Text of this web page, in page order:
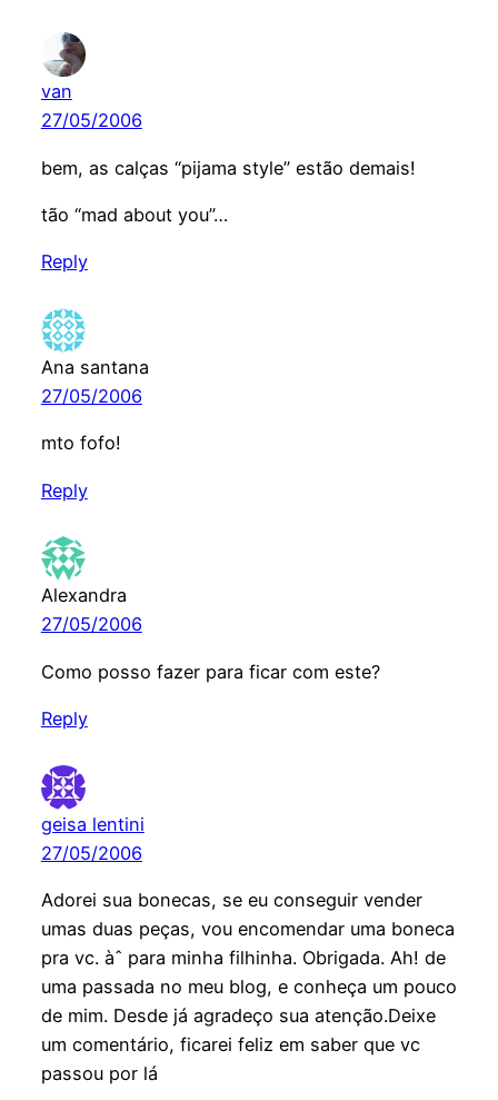
van
27/05/2006
bem, as calças “pijama style” estão demais!
tão “mad about you”…
Reply
Ana santana
27/05/2006
mto fofo!
Reply
Alexandra
27/05/2006
Como posso fazer para ficar com este?
Reply
geisa lentini
27/05/2006
Adorei sua bonecas, se eu conseguir vender
umas duas peças, vou encomendar uma boneca
pra vc. àˆ para minha filhinha. Obrigada. Ah! de
uma passada no meu blog, e conheça um pouco
de mim. Desde já agradeço sua atenção.Deixe
um comentário, ficarei feliz em saber que vc
passou por lá